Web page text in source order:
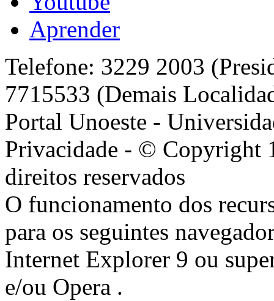
Aprender
Telefone: 3229 2003
7715533 (Demais
Portal Unoeste -
Privacidade - © Copyright
direitos reservados
O funcionamento dos
para os seguintes
Internet Explorer 9 ou
e/ou Opera .